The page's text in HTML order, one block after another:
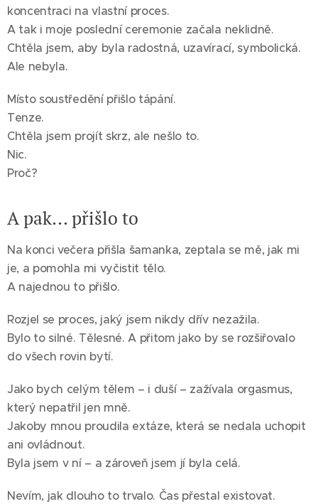
koncentraci na vlastní proces.
A tak i moje poslední ceremonie začala neklidně.
Chtěla jsem, aby byla radostná, uzavírací, symbolická.
Ale nebyla.
Místo soustředění přišlo tápání.
Tenze.
Chtěla jsem projít skrz, ale nešlo to.
Nic.
Proč?
A pak... přišlo to
Na konci večera přišla šamanka, zeptala se mě, jak mi
je, a pomohla mi vyčistit tělo.
A najednou to přišlo.
Rozjel se proces, jaký jsem nikdy dřív nezažila.
Bylo to silné. Tělesné. A přitom jako by se rozšiřovalo
do všech rovin bytí.
Jako bych celým tělem – i duší – zažívala orgasmus,
který nepatřil jen mně.
Jakoby mnou proudila extáze, která se nedala uchopit
ani ovládnout.
Byla jsem v ní – a zároveň jsem jí byla celá.
Nevím, jak dlouho to trvalo. Čas přestal existovat.